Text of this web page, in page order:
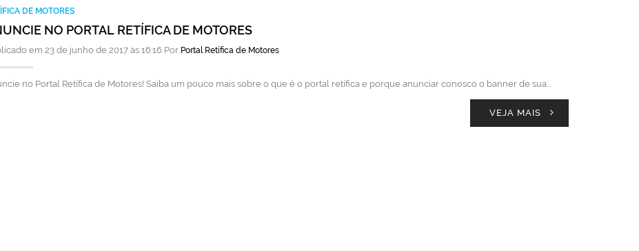
DE MOTORES
NO PORTAL RETÍFICA DE MOTORES
em 23 de junho de 2017 às 16:16 Por Portal Retífica de Motores
no Portal Retífica de Motores! Saiba um pouco mais sobre o que é o portal retífica e porque anunciar conosco o banner de sua…
VEJA MAIS